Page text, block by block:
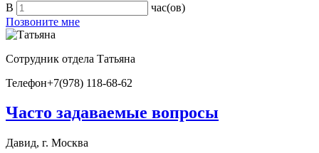
В
час(ов)
Позвоните мне
Сотрудник отдела Татьяна
Телефон+7(978) 118-68-62
Часто задаваемые вопросы
Давид, г. Москва